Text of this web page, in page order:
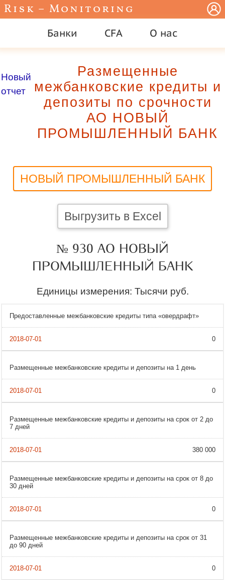
Risk – Monitoring
Банки CFA О нас
Новый
отчет
Размещенные
межбанковские кредиты и
депозиты по срочности
АО НОВЫЙ
ПРОМЫШЛЕННЫЙ БАНК
НОВЫЙ ПРОМЫШЛЕННЫЙ БАНК
Выгрузить в Excel
№ 930 АО НОВЫЙ
ПРОМЫШЛЕННЫЙ БАНК
Единицы измерения: Тысячи руб.
Предоставленные межбанковские кредиты типа «овердрафт»
0
Размещенные межбанковские кредиты и депозиты на 1 день
0
Размещенные межбанковские кредиты и депозиты на срок от 2 до
7 дней
380 000
Размещенные межбанковские кредиты и депозиты на срок от 8 до
30 дней
0
Размещенные межбанковские кредиты и депозиты на срок от 31
до 90 дней
0